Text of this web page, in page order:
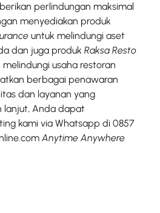
perlindungan maksimal
menyediakan produk
untuk melindungi aset
dan juga produkRaksa Resto
melindungi usaha restoran
berbagai penawaran
dan layanan yang
lanjut, Anda dapat
kami via Whatsapp di 0857
Anytime Anywhere